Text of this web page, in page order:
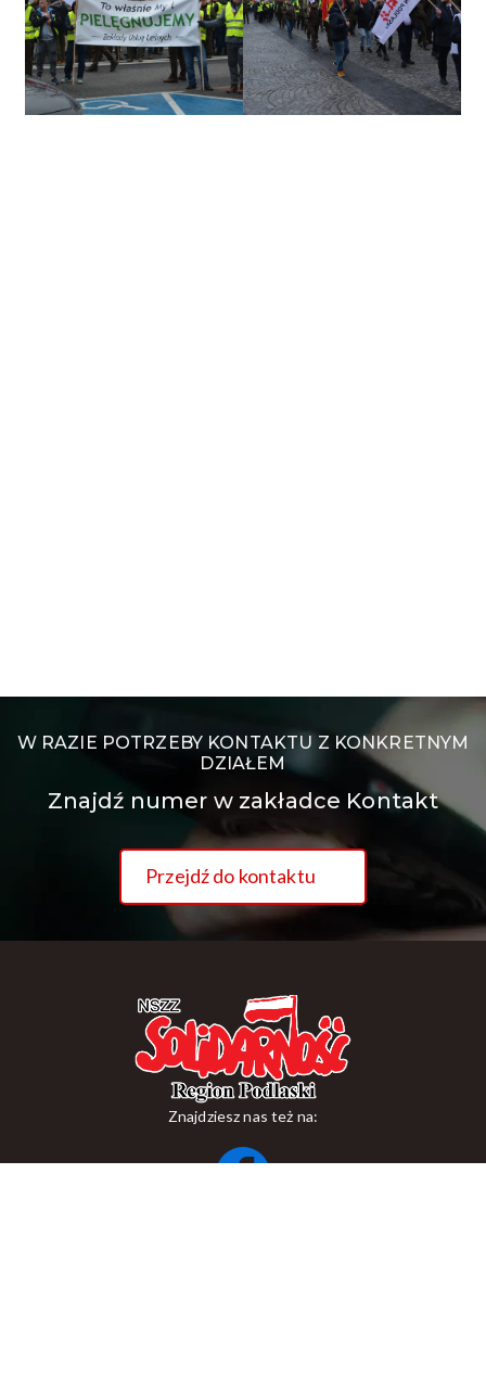
W RAZIE POTRZEBY KONTAKTU Z KONKRETNYM
DZIAŁEM
Znajdź numer w zakładce Kontakt
Przejdź do kontaktu
Znajdziesz nas też na: